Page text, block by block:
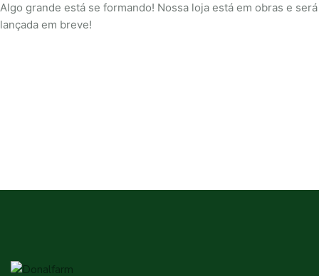
Algo grande está se formando! Nossa loja está em obras e será
lançada em breve!